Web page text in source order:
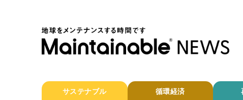
サステナブル 循環経済